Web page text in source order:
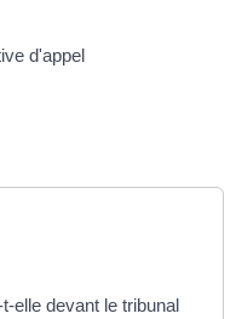
d'appel
elle devant le tribunal